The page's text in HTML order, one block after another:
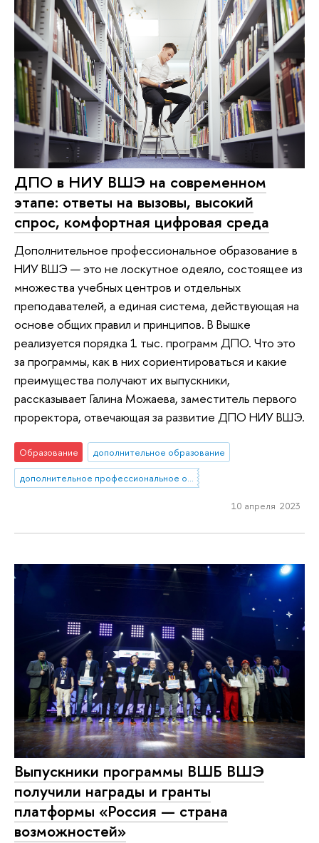
ДПО в НИУ ВШЭ на современном
этапе: ответы на вызовы, высокий
спрос, комфортная цифровая среда
Дополнительное профессиональное образование в
НИУ ВШЭ — это не лоскутное одеяло, состоящее из
множества учебных центров и отдельных
преподавателей, а единая система, действующая на
основе общих правил и принципов. В Вышке
реализуется порядка 1 тыс. программ ДПО. Что это
за программы, как в них сориентироваться и какие
преимущества получают их выпускники,
рассказывает Галина Можаева, заместитель первого
проректора, отвечающая за развитие ДПО НИУ ВШЭ.
Образование
дополнительное образование
дополнительное профессиональное образование
10 апреля 2023
Выпускники программы ВШБ ВШЭ
получили награды и гранты
платформы «Россия — страна
возможностей»